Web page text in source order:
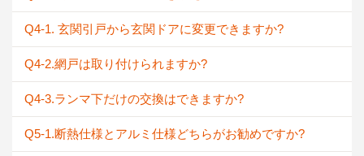
Q4-1. 玄関引戸から玄関ドアに変更できますか?
Q4-2.網戸は取り付けられますか?
Q4-3.ランマ下だけの交換はできますか?
Q5-1.断熱仕様とアルミ仕様どちらがお勧めですか?